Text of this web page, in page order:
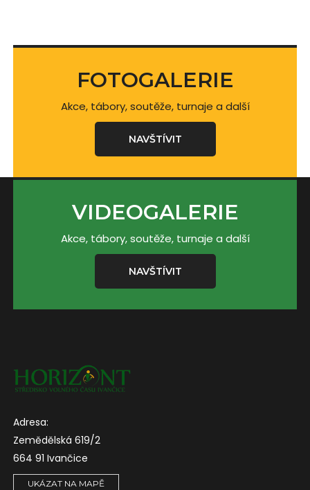
FOTOGALERIE
Akce, tábory, soutěže, turnaje a další
NAVŠTÍVIT
VIDEOGALERIE
Akce, tábory, soutěže, turnaje a další
NAVŠTÍVIT
Adresa:
Zemědělská 619/2
664 91 Ivančice
UKÁZAT NA MAPĚ